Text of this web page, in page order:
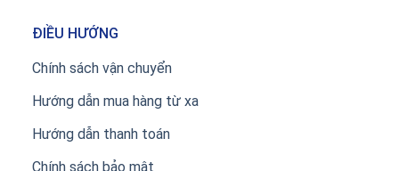
ĐIỀU HƯỚNG
Chính sách vận chuyển
Hướng dẫn mua hàng từ xa
Hướng dẫn thanh toán
Chính sách bảo mật